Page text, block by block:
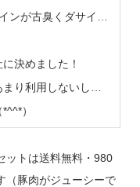
ンが古臭くダサイ…
決めました！
まり利用しないし…
）
ットは送料無料・980
（豚肉がジューシーで